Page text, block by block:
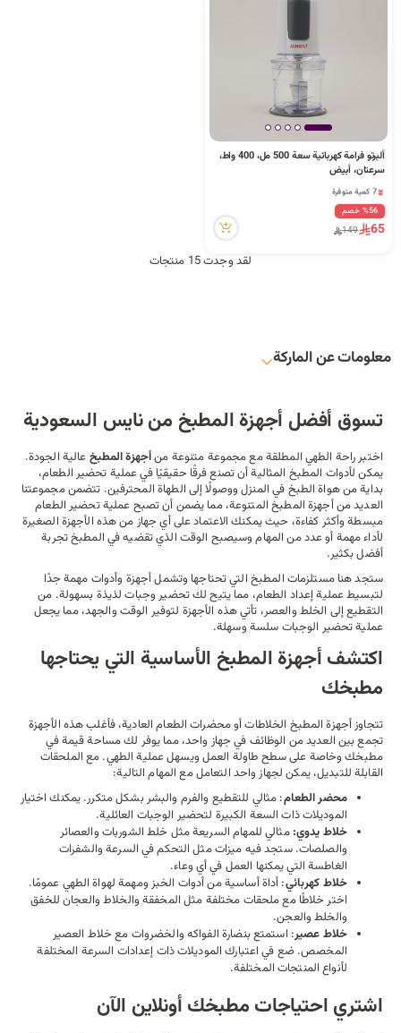
ألبرتو فرامة كهربائية سعة 500 مل، 400 واط،
سرعتان، أبيض
7 كمية متوفرة
10 مشاهدة مؤخراً
7 كمية متوفرة
10 مشاهدة مؤخراً%56 خصم
65
149
لقد وجدت 15 منتجات
معلومات عن الماركة
تسوق أفضل أجهزة المطبخ من نايس السعودية
اختبر راحة الطهي المطلقة مع مجموعة متنوعة منأجهزة المطبخعالية الجودة.
يمكن لأدوات المطبخ المثالية أن تصنع فرقًا حقيقيًا في عملية تحضير الطعام،
بداية من هواة الطبخ في المنزل ووصولًا إلى الطهاة المحترفين. تتضمن مجموعتنا
العديد من أجهزة المطبخ المتنوعة، مما يضمن أن تصبح عملية تحضير الطعام
مبسطة وأكثر كفاءة، حيث يمكنك الاعتماد على أي جهاز من هذه الأجهزة الصغيرة
لأداء مهمة أو عدد من المهام وسيصبح الوقت الذي تقضيه في المطبخ تجربة
أفضل بكثير.
ستجد هنامستلزمات المطبخالتي تحتاجها وتشمل أجهزة وأدوات مهمة جدًا
لتبسيط عملية إعداد الطعام، مما يتيح لك تحضير وجبات لذيذة بسهولة. من
التقطيع إلى الخلط والعصر، تأتي هذه الأجهزة لتوفير الوقت والجهد، مما يجعل
عملية تحضير الوجبات سلسة وسهلة.
اكتشف أجهزة المطبخ الأساسية التي يحتاجها
مطبخك
تتجاوز أجهزة المطبخالخلاطاتأو محضرات الطعام العادية، فأغلب هذه الأجهزة
تجمع بين العديد من الوظائف في جهاز واحد، مما يوفر لك مساحة قيمة في
مطبخك وخاصة على سطح طاولة العمل ويسهل عملية الطهي. مع الملحقات
القابلة للتبديل، يمكن لجهاز واحد التعامل مع المهام التالية:
محضر الطعام: مثالي للتقطيع والفرم والبشر بشكل متكرر. يمكنك اختيار
الموديلات ذات السعة الكبيرة لتحضير الوجبات العائلية.
خلاط يدوي:مثالي للمهام السريعة مثل خلط الشوربات والعصائر
والصلصات. ستجد فيه ميزات مثل التحكم في السرعة والشفرات
الغاطسة التي يمكنها العمل في أي وعاء.
خلاط كهربائي: أداة أساسية منأدوات الخبزومهمة لهواة الطهي عمومًا.
اختر خلاطًا مع ملحقات مختلفة مثل المخفقة والخلاط والعجان للخفق
والخلط والعجن.
خلاط عصير: استمتع بنضارة الفواكه والخضروات مع خلاط العصير
المخصص. ضع في اعتبارك الموديلات ذات إعدادات السرعة المختلفة
لأنواع المنتجات المختلفة.
اشتري احتياجات مطبخك أونلاين الآن